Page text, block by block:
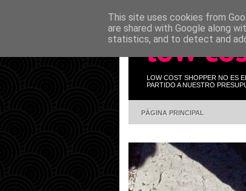
low
LOW COST SHOPPER NO ES
PARTIDO A NUESTRO
PÁGINA PRINCIPAL
This site uses cookies from
are shared with Google along
statistics, and to detect and